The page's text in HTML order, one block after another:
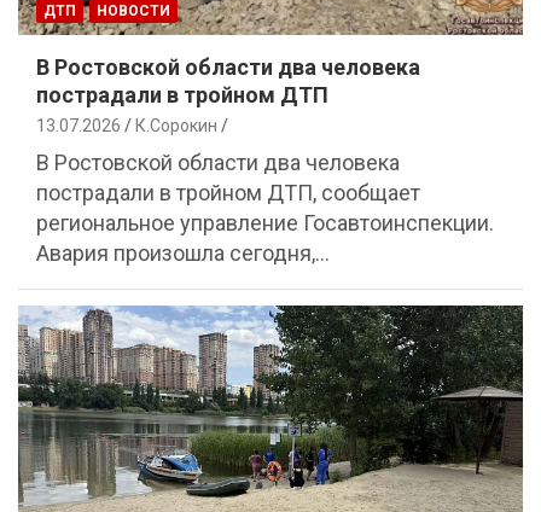
ДТП НОВОСТИ
В Ростовской области два человека
пострадали в тройном ДТП
13.07.2026 К.Сорокин
В Ростовской области два человека
пострадали в тройном ДТП, сообщает
региональное управление Госавтоинспекции.
Авария произошла сегодня,…